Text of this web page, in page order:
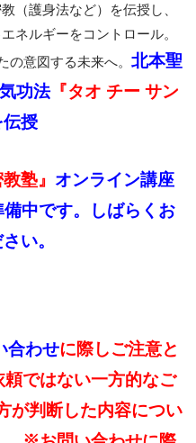
（護身法など）を伝授し、
ネルギーをコントロール。
意図する未来へ。 北本聖
功法『タオ チー サン
伝授
塾』 オンライン講座
中です。しばらくお
い。
合わせに際しご注意と
ではない一方的なご
が判断した内容につい